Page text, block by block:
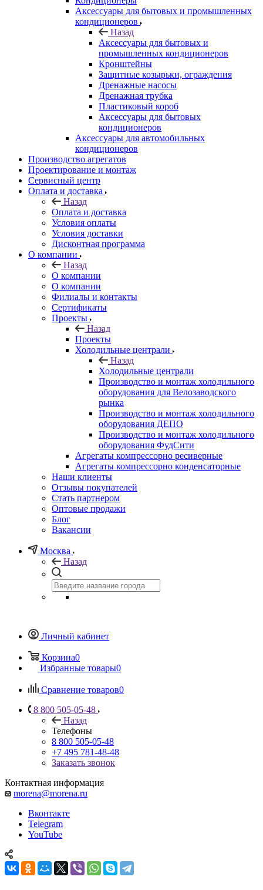
Аксессуары для бытовых и промышленных
кондиционеров
Назад
Аксессуары для бытовых и
промышленных кондиционеров
Кронштейны
Защитные козырьки, ограждения
Дренажные насосы
Дренажная трубка
Пластиковый короб
Аксессуары для бытовых
кондиционеров
Аксессуары для автомобильных
кондиционеров
Производство агрегатов
Проектирование и монтаж
Сервисный центр
Оплата и доставка
Назад
Оплата и доставка
Условия оплаты
Условия доставки
Дисконтная программа
О компании
Назад
О компании
О компании
Филиалы и контакты
Сертификаты
Проекты
Назад
Проекты
Холодильные централи
Назад
Холодильные централи
Производство и монтаж холодильного
оборудования для Велозаводского
рынка
Производство и монтаж холодильного
оборудования ДЕПО
Производство и монтаж холодильного
оборудования ФудСити
Агрегаты компрессорно ресиверные
Агрегаты компрессорно конденсаторные
Наши клиенты
Отзывы покупателей
Стать партнером
Оптовые продажи
Блог
Вакансии
Москва
Назад
Личный кабинет
Корзина0
Избранные товары0
Сравнение товаров0
8 800 505-05-48
Назад
Телефоны
8 800 505-05-48
+7 495 781-48-48
Заказать звонок
Контактная информация
morena@morena.ru
Вконтакте
Telegram
YouTube